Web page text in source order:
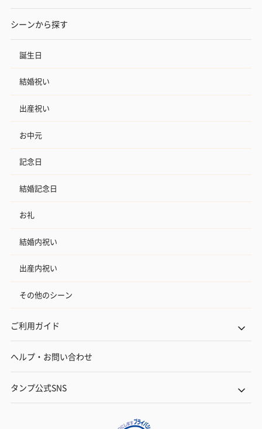
シーンから探す
誕生日
結婚祝い
出産祝い
お中元
記念日
結婚記念日
お礼
結婚内祝い
出産内祝い
その他のシーン
ご利用ガイド
ヘルプ・お問い合わせ
タンプ公式SNS